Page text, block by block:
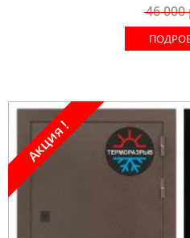
46 000
Акция !